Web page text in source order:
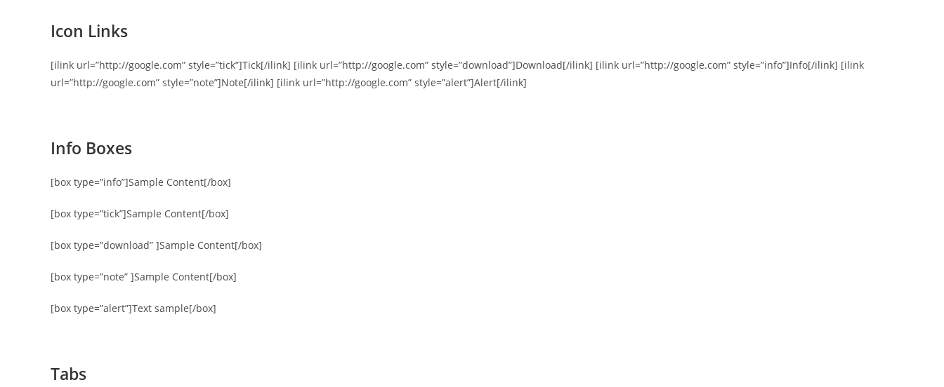
Icon Links
[ilink url=”http://google.com” style=”tick”]Tick[/ilink] [ilink url=”http://google.com” style=”download”]Download[/ilink] [ilink url=”http://google.com” style=”info”]Info[/ilink] [ilink
url=”http://google.com” style=”note”]Note[/ilink] [ilink url=”http://google.com” style=”alert”]Alert[/ilink]
Info Boxes
[box type=”info”]Sample Content[/box]
[box type=”tick”]Sample Content[/box]
[box type=”download” ]Sample Content[/box]
[box type=”note” ]Sample Content[/box]
[box type=”alert”]Text sample[/box]
Tabs